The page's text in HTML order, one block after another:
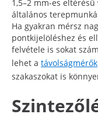
1,5–2 mm-es
általános
Ha gyakran mérsz
pontkijelöléshez és
felvétele is sokat
lehet a távolságmérők
szakaszokat is